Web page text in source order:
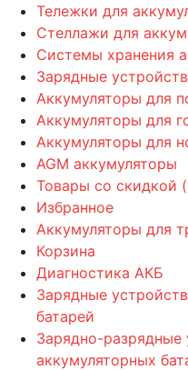
Тележки для
Стеллажи для
Системы хранения
Зарядные
Аккумуляторы для
Аккумуляторы для
Аккумуляторы для
AGM аккумуляторы
Товары со скидкой
Избранное
Аккумуляторы для
Корзина
Диагностика АКБ
Зарядные
батарей
Зарядно-разрядные
аккумуляторных